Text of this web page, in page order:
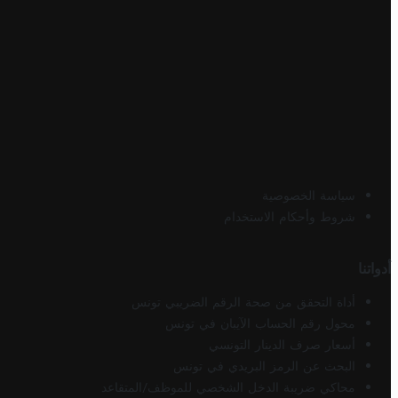
سياسة الخصوصية
شروط وأحكام الاستخدام
أدواتنا
أداة التحقق من صحة الرقم الضريبي تونس
محول رقم الحساب الآيبان في تونس
أسعار صرف الدينار التونسي
البحث عن الرمز البريدي في تونس
محاكي ضريبة الدخل الشخصي للموظف/المتقاعد